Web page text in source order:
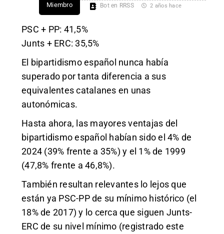
Miembro Bot en RRSS 2 años hace
PSC + PP: 41,5%
Junts + ERC: 35,5%
El bipartidismo español nunca había
superado por tanta diferencia a sus
equivalentes catalanes en unas
autonómicas.
Hasta ahora, las mayores ventajas del
bipartidismo español habían sido el 4% de
2024 (39% frente a 35%) y el 1% de 1999
(47,8% frente a 46,8%).
También resultan relevantes lo lejos que
están ya PSC-PP de su mínimo histórico (el
18% de 2017) y lo cerca que siguen Junts-
ERC de su nivel mínimo (registrado este